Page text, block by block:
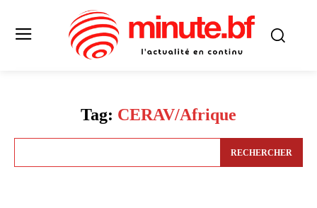
Tag: CERAV/Afrique
RECHERCHER